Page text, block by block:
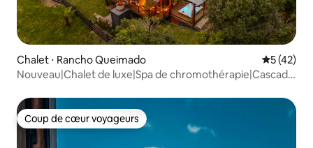
Chalet ⋅ Rancho Queimado
5 (42)
Nouveau|Chalet de luxe|Spa de chromothérapie|Cascade
Coup de cœur voyageurs
Coup de cœur voyageurs